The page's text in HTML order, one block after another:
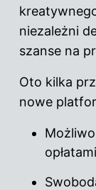
niezależni
szanse na
Oto kilka
nowe